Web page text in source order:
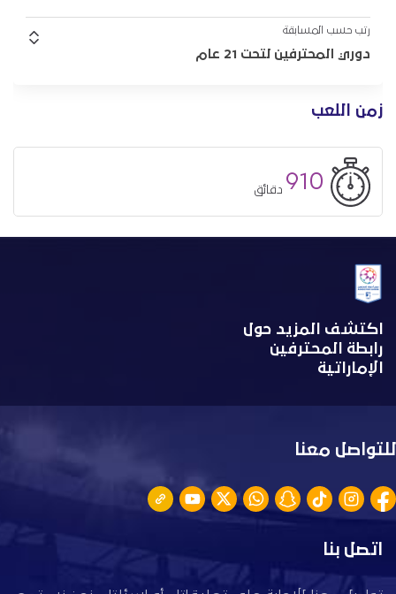
زمن اللعب
910 دقائق
رتب حسب المسابقة
دوري المحترفين لتحت 21 عام
اكتشف المزيد حول
رابطة المحترفين
الإماراتية
للتواصل معنا
اتصل بنا